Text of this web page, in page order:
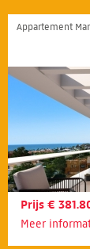
Appartement
Prijs €
Meer